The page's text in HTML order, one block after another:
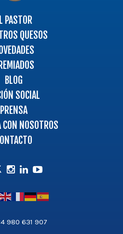
PASTOR
QUESOS
BLOG
SOCIAL
PRENSA
NOSOTROS
Instagram
LinkedinYoutube
980 631 907